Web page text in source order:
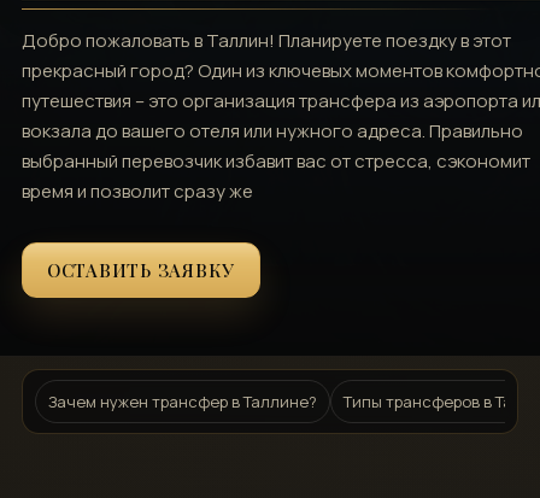
Добро пожаловать в Таллин! Планируете поездку в этот
прекрасный город? Один из ключевых моментов
путешествия – это организация трансфера из аэропорта
вокзала до вашего отеля или нужного адреса. Правильно
выбранный перевозчик избавит вас от стресса‚ сэкономит
время и позволит сразу же
ОСТАВИТЬ ЗАЯВКУ
Зачем нужен трансфер в Таллине? Типы трансферов в